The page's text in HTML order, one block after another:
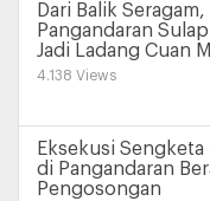
Dari Balik Seragam,
Pangandaran
Jadi Ladang Cuan
4.138 Views
Eksekusi Sengketa
di Pangandaran
Pengosongan